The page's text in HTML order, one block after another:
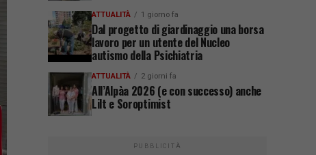
ATTUALITÀ 1 giorno fa
Dal progetto di giardinaggio una borsa
lavoro per un utente del Nucleo
autismo della Psichiatria
ATTUALITÀ 2 giorni fa
All’Alpàa 2026 (e con successo) anche
Lilt e Soroptimist
PUBBLICITÀ